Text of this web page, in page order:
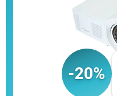
-20%